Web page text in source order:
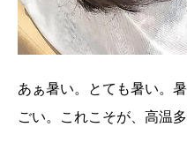
あぁ暑い。とても暑い。
ごい。これこそが、高温多